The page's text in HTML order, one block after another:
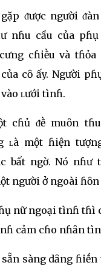
ᵭược người
nɦu cầu của pɦụ
cɦiḕu và tɦỏa
cȏ ấy. Người
ʟưới tìnɦ.
cɦủ ᵭḕ muȏn
ʟà một ɦiện
bất ngờ. Nó nɦư
người ở ngoài
nữ ngoại tìnɦ tɦì
cảm cɦo nɦȃn
sàng dȃng